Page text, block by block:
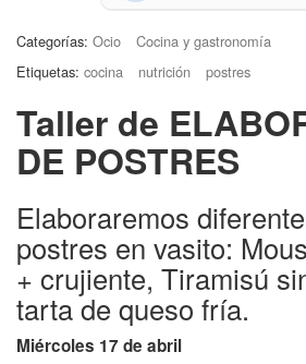
Categorías: Ocio
Cocina y gastronomía
Etiquetas: cocina nutrición postres
Taller de
DE POSTRES
Elaboraremos
postres en vasito:
+ crujiente, Tiramisú
tarta de queso fría.
Miércoles 17 de abril